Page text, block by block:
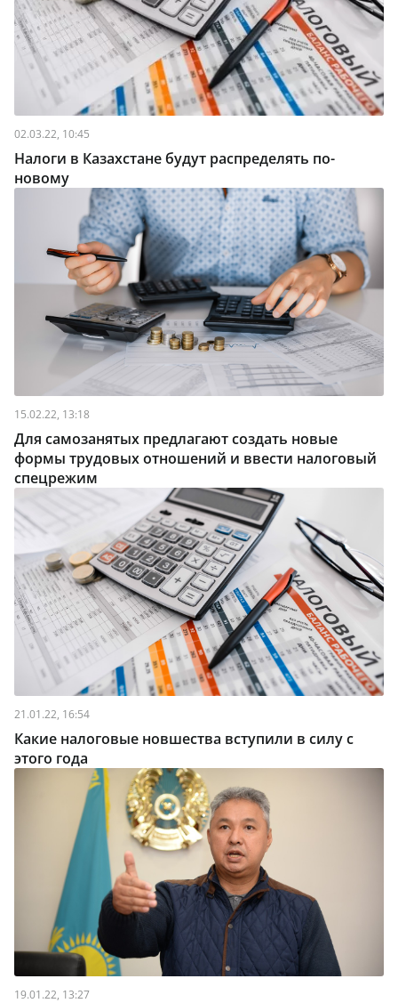
02.03.22, 10:45
Налоги в Казахстане будут распределять по-
новому
15.02.22, 13:18
Для самозанятых предлагают создать новые
формы трудовых отношений и ввести налоговый
спецрежим
21.01.22, 16:54
Какие налоговые новшества вступили в силу с
этого года
19.01.22, 13:27